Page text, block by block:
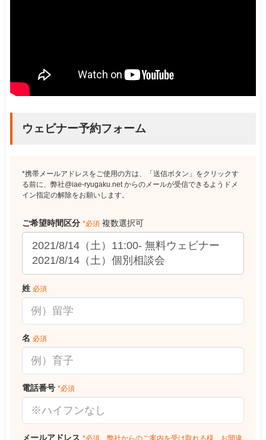
ウェビナー予約フォーム
*携帯メールアドレスをご使用の方は、「送信ボタン」をクリックす
る前に、弊社@iae-ryugaku.net からのメールが受信できるようドメ
イン指定の解除をお願いします。
ご希望時間区分 *必須 複数選択可
姓 必須
名 必須
電話番号 *必須
メールアドレス *必須 弊社からのご案内を受け取れる様、お間違